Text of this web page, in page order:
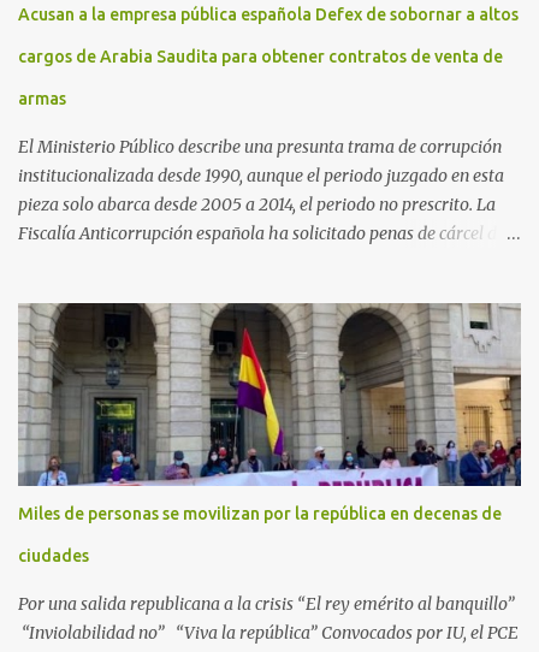
Acusan a la empresa pública española Defex de sobornar a altos
cargos de Arabia Saudita para obtener contratos de venta de
armas
El Ministerio Público describe una presunta trama de corrupción
institucionalizada desde 1990, aunque el periodo juzgado en esta
pieza solo abarca desde 2005 a 2014, el periodo no prescrito. La
Fiscalía Anticorrupción española ha solicitado penas de cárcel de
Arabia Saudita a través de la empresa pública española Defex,
disuelta. El fiscal Conrado Saiz describe en su escrito de
conclusiones cómo la empresa pública Defex pagó comisiones
ilegales a diversas autoridades del régimen árabe entre 2005 y
2014, para obtener a cambio la materialización de los contratos. El
Ministerio Público lleva a cabo esta acusación en una de las piezas
separadas del llamado 'caso Defex', que investiga once ventas
ejecutadas en este periodo, y atribuye a José Ignacio Encinas
Charro, presidente de la compañía pública hasta 2013, los
Miles de personas se movilizan por la república en decenas de
ciudades
Por una salida republicana a la crisis “El rey emérito al banquillo”
“Inviolabilidad no” “Viva la república” Convocados por IU, el PCE